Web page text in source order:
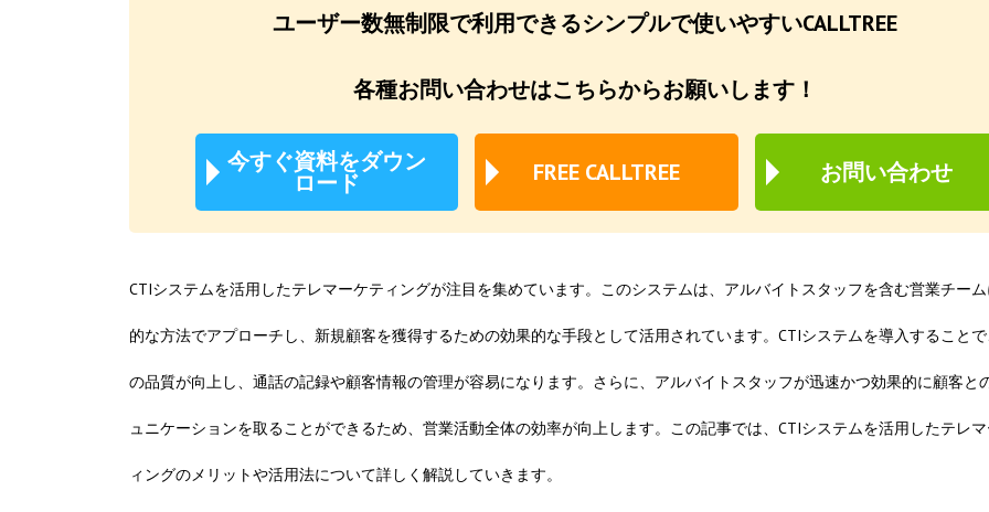
ユーザー数無制限で利用できるシンプルで使いやすいCALLTREE
各種お問い合わせはこちらからお願いします！
今すぐ資料をダウン
ロード FREE CALLTREE お問い合わせ
CTIシステムを活用したテレマーケティングが注目を集めています。このシステムは、アルバイトスタッフを含む営業チー
的な方法でアプローチし、新規顧客を獲得するための効果的な手段として活用されています。CTIシステムを導入すること
の品質が向上し、通話の記録や顧客情報の管理が容易になります。さらに、アルバイトスタッフが迅速かつ効果的に顧客と
ュニケーションを取ることができるため、営業活動全体の効率が向上します。この記事では、CTIシステムを活用したテレ
ィングのメリットや活用法について詳しく解説していきます。